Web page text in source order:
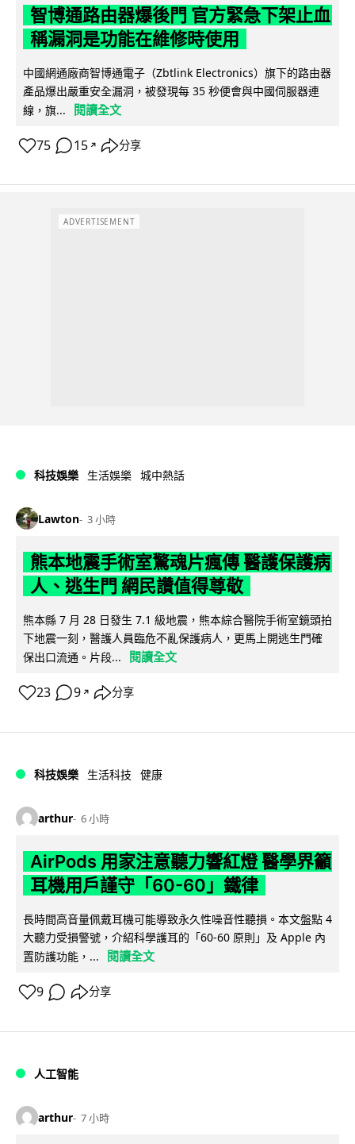
智博通路由器爆後門 官方緊急下架止血
稱漏洞是功能在維修時使用
中國網通廠商智博通電子（Zbtlink Electronics）旗下的路由器
產品爆出嚴重安全漏洞，被發現每 35 秒便會與中國伺服器連
線，旗...
閱讀全文
75 15 ↗ 分享
ADVERTISEMENT
科技娛樂 生活娛樂 城中熱話
Lawton 3 小時
熊本地震手術室驚魂片瘋傳 醫護保護病
人、逃生門 網民讚值得尊敬
熊本縣 7 月 28 日發生 7.1 級地震，熊本綜合醫院手術室鏡頭拍
下地震一刻，醫護人員臨危不亂保護病人，更馬上開逃生門確
保出口流通。片段...
閱讀全文
23 9 ↗ 分享
科技娛樂 生活科技 健康
arthur 6 小時
AirPods 用家注意聽力響紅燈 醫學界籲
耳機用戶謹守「60-60」鐵律
長時間高音量佩戴耳機可能導致永久性噪音性聽損。本文盤點 4
大聽力受損警號，介紹科學護耳的「60-60 原則」及 Apple 內
置防護功能，...
閱讀全文
9 分享
人工智能
arthur 7 小時